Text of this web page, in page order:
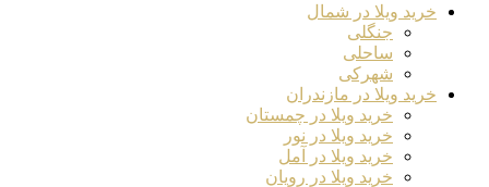
خرید ویلا در شمال
جنگلی
ساحلی
شهرکی
خرید ویلا در مازندران
خرید ویلا در چمستان
خرید ویلا در نور
خرید ویلا در آمل
خرید ویلا در رویان